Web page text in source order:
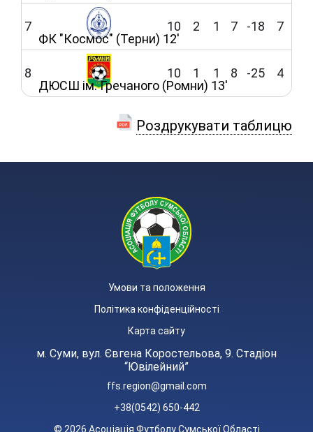
7
ФК "Космос" (Терни) 12'
10 2 1 7 -18 7
8
ДЮСШ ім. Гречаного (Ромни) 13'
10 1 1 8 -25 4
Роздрукувати таблицю
Умови та положення
Політика конфіденційності
Карта сайту
м. Суми, вул. Євгена Коростельова, 9. Стадіон
“Ювілейний”
ffs.region@gmail.com
+38(0542) 650-442
© 2026 Асоціація Футболу Сумської Області